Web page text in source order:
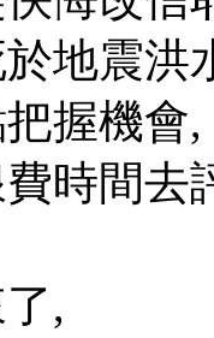
地震洪
握機會,
時間去
,